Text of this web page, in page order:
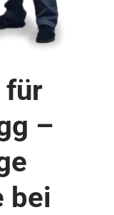
für
–
bei